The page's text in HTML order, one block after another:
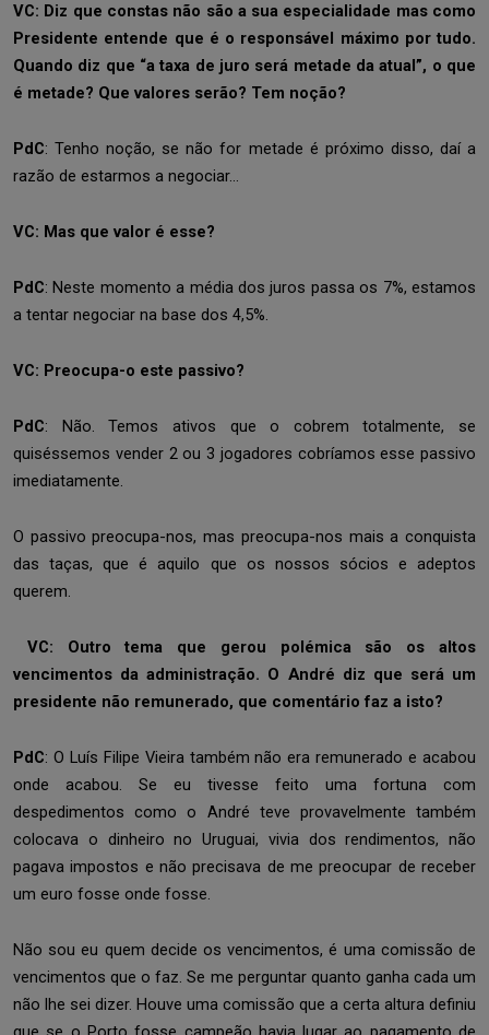
VC: Diz que constas não são a sua especialidade mas como
Presidente entende que é o responsável máximo por tudo.
Quando diz que “a taxa de juro será metade da atual”, o que
é metade? Que valores serão? Tem noção?
PdC: Tenho noção, se não for metade é próximo disso, daí a
razão de estarmos a negociar…
VC: Mas que valor é esse?
PdC: Neste momento a média dos juros passa os 7%, estamos
a tentar negociar na base dos 4,5%.
VC: Preocupa-o este passivo?
PdC: Não. Temos ativos que o cobrem totalmente, se
quiséssemos vender 2 ou 3 jogadores cobríamos esse passivo
imediatamente.
O passivo preocupa-nos, mas preocupa-nos mais a conquista
das taças, que é aquilo que os nossos sócios e adeptos
querem.
VC: Outro tema que gerou polémica são os altos
vencimentos da administração. O André diz que será um
presidente não remunerado, que comentário faz a isto?
PdC: O Luís Filipe Vieira também não era remunerado e acabou
onde acabou. Se eu tivesse feito uma fortuna com
despedimentos como o André teve provavelmente também
colocava o dinheiro no Uruguai, vivia dos rendimentos, não
pagava impostos e não precisava de me preocupar de receber
um euro fosse onde fosse.
Não sou eu quem decide os vencimentos, é uma comissão de
vencimentos que o faz. Se me perguntar quanto ganha cada um
não lhe sei dizer. Houve uma comissão que a certa altura definiu